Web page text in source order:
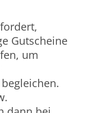
Gutscheine
um